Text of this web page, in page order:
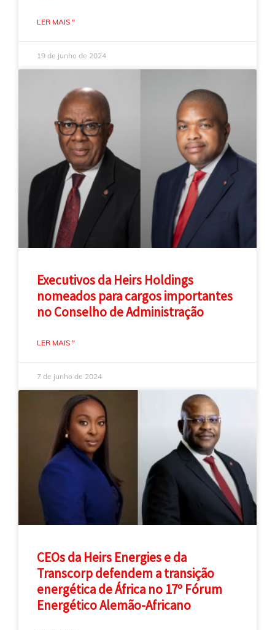
LER MAIS "
19 de junho de 2024
Executivos da Heirs Holdings
nomeados para cargos importantes
no Conselho de Administração
LER MAIS "
7 de junho de 2024
CEOs da Heirs Energies e da
Transcorp defendem a transição
energética de África no 17º Fórum
Energético Alemão-Africano